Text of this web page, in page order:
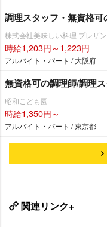
調理スタッフ・無資格
株式会社美味しい料理 プレザ
時給1,203円～1,223円
アルバイト・パート / 大阪府
無資格可の調理師/調理
昭和こども園
時給1,350円～
アルバイト・パート / 東京都
関連リンク+